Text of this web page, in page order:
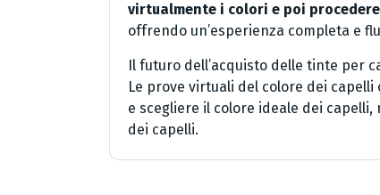
virtualmente i colori e poi
offrendo un’esperienza completa e
Il futuro dell’acquisto delle tinte per
Le prove virtuali del colore dei
e scegliere il colore ideale dei
dei capelli.